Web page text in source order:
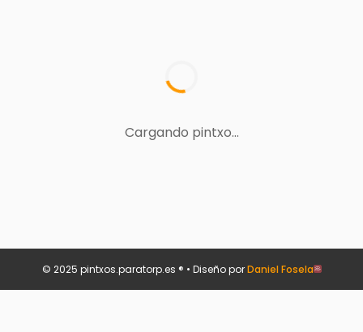
Cargando pintxo...
© 2025 pintxos.paratorp.es ® • Diseño porDaniel Fosela